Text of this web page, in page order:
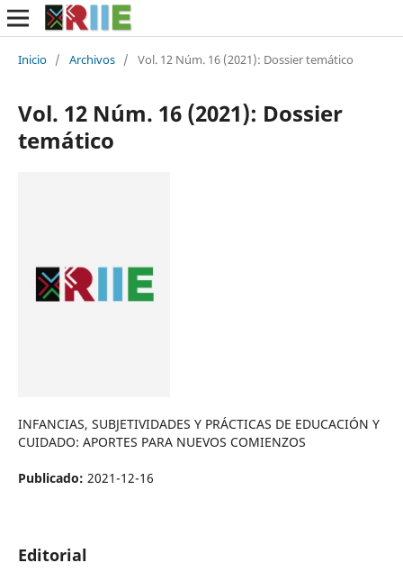
Inicio / Archivos / Vol. 12 Núm. 16 (2021): Dossier temático
Vol. 12 Núm. 16 (2021): Dossier
temático
INFANCIAS, SUBJETIVIDADES Y PRÁCTICAS DE EDUCACIÓN Y
CUIDADO: APORTES PARA NUEVOS COMIENZOS
Publicado: 2021-12-16
Editorial